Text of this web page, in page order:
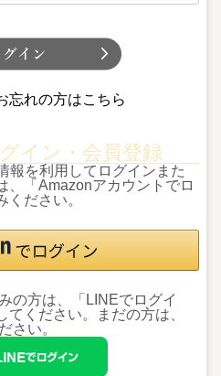
忘れの方はこちら
イン・会員登録
報を利用してログインまた
、「Amazonアカウントでロ
ください。
の方は、「LINEでログイ
ください。まだの方は、
さい。